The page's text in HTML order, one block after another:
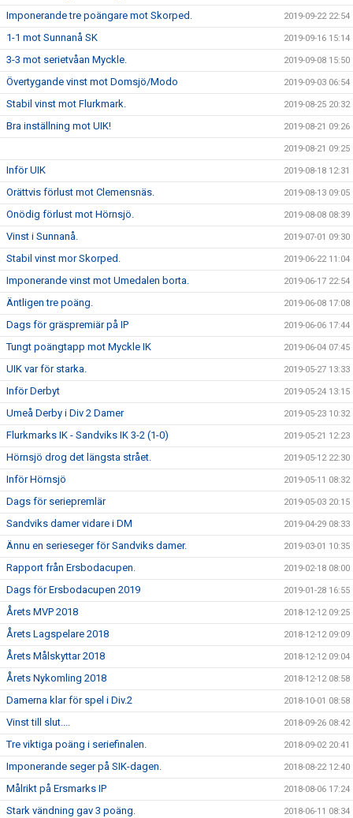
Imponerande tre poängare mot Skorped. 2019-09-22 22:54
1-1 mot Sunnanå SK 2019-09-16 15:14
3-3 mot serietvåan Myckle. 2019-09-08 15:50
Övertygande vinst mot Domsjö/Modo 2019-09-03 06:54
Stabil vinst mot Flurkmark. 2019-08-25 20:32
Bra inställning mot UIK! 2019-08-21 09:26
2019-08-21 09:25
Inför UIK 2019-08-18 12:31
Orättvis förlust mot Clemensnäs. 2019-08-13 09:05
Onödig förlust mot Hörnsjö. 2019-08-08 08:39
Vinst i Sunnanå. 2019-07-01 09:30
Stabil vinst mor Skorped. 2019-06-22 11:04
Imponerande vinst mot Umedalen borta. 2019-06-17 22:54
Äntligen tre poäng. 2019-06-08 17:08
Dags för gräspremiär på IP 2019-06-06 17:44
Tungt poängtapp mot Myckle IK 2019-06-04 07:45
UIK var för starka. 2019-05-27 13:33
Inför Derbyt 2019-05-24 13:15
Umeå Derby i Div 2 Damer 2019-05-23 10:32
Flurkmarks IK - Sandviks IK 3-2 (1-0) 2019-05-21 12:23
Hörnsjö drog det längsta strået. 2019-05-12 22:30
Inför Hörnsjö 2019-05-11 08:32
Dags för seriepremlär 2019-05-03 20:15
Sandviks damer vidare i DM 2019-04-29 08:33
Ännu en serieseger för Sandviks damer. 2019-03-01 10:35
Rapport från Ersbodacupen. 2019-02-18 08:00
Dags för Ersbodacupen 2019 2019-01-28 16:55
Årets MVP 2018 2018-12-12 09:25
Årets Lagspelare 2018 2018-12-12 09:09
Årets Målskyttar 2018 2018-12-12 09:04
Årets Nykomling 2018 2018-12-12 08:58
Damerna klar för spel i Div.2 2018-10-01 08:58
Vinst till slut.... 2018-09-26 08:42
Tre viktiga poäng i seriefinalen. 2018-09-02 20:41
Imponerande seger på SIK-dagen. 2018-08-22 12:40
Målrikt på Ersmarks IP 2018-08-06 17:24
Stark vändning gav 3 poäng. 2018-06-11 08:34